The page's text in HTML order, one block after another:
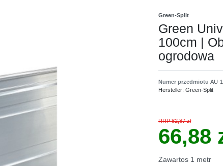
Green-Split
Green
100cm |
ogrodowa
Numer przedmiotu AU-
Hersteller: Green-Split
RRP 82,87 zł
66,88
Zawartos 1 metr